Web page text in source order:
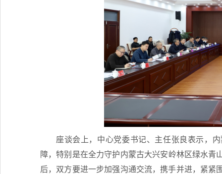
座谈会上，中心党委书记、主任张良表示，
障，特别是在全力守护内蒙古大兴安岭林区绿水
后，双方要进一步加强沟通交流，携手并进，紧紧